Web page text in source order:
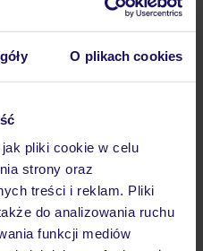
O plikach cookies
pliki cookie w celu
strony oraz
treści i reklam. Pliki
do analizowania ruchu
funkcji mediów